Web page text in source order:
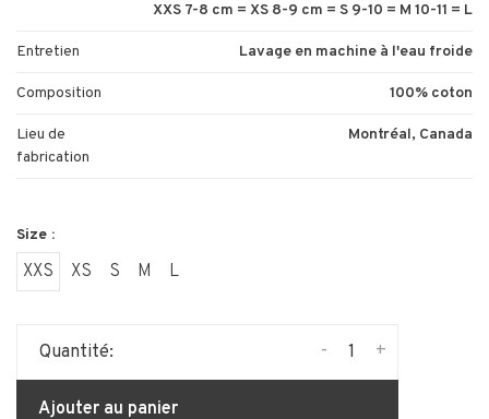
XXS 7-8 cm = XS 8-9 cm = S 9-10 = M 10-11 = L
Entretien Lavage en machine à l'eau froide
Composition 100% coton
Lieu de
fabrication
Montréal, Canada
Size :
XXS XS S M L
Quantité: +
-
Ajouter au panier